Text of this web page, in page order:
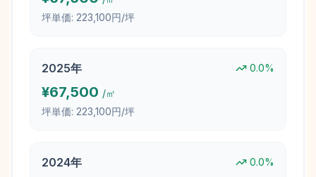
坪単価: 223,100円/坪
2025年 0.0%
¥67,500 /㎡
坪単価: 223,100円/坪
2024年 0.0%